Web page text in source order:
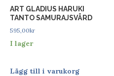
ART GLADIUS HARUKI
TANTO SAMURAJSVÄRD
595,00kr
I lager
Lägg till i varukorg